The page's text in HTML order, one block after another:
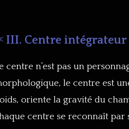
III. Centre intégrateur
centre n’est pas un
le centre est
oriente la gravité du
centre se reconnaît par